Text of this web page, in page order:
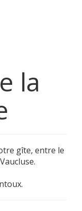
la
gîte, entre le